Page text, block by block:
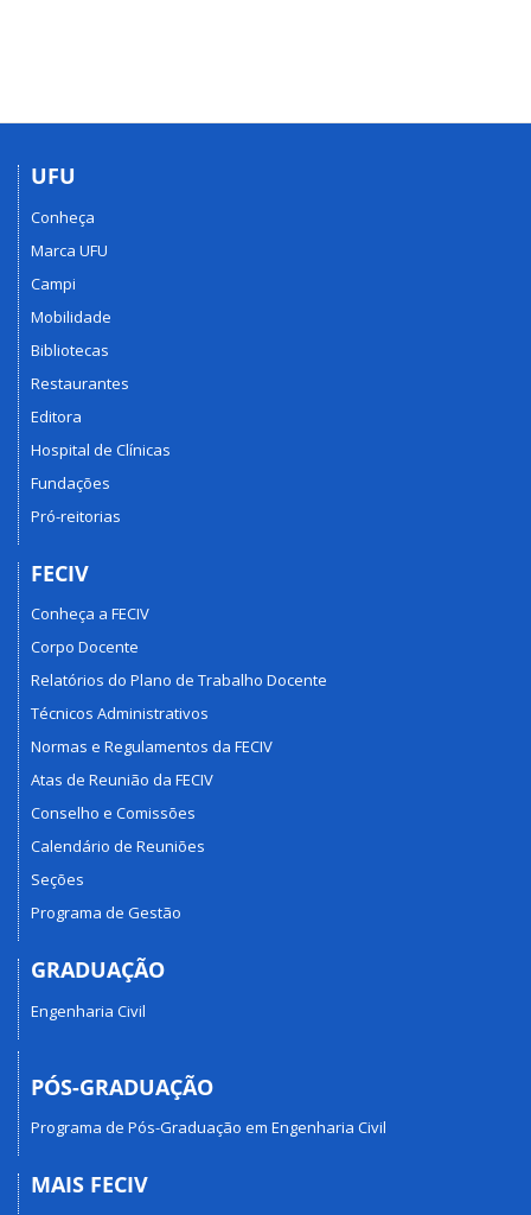
UFU
Conheça
Marca UFU
Campi
Mobilidade
Bibliotecas
Restaurantes
Editora
Hospital de Clínicas
Fundações
Pró-reitorias
FECIV
Conheça a FECIV
Corpo Docente
Relatórios do Plano de Trabalho Docente
Técnicos Administrativos
Normas e Regulamentos da FECIV
Atas de Reunião da FECIV
Conselho e Comissões
Calendário de Reuniões
Seções
Programa de Gestão
GRADUAÇÃO
Engenharia Civil
PÓS-GRADUAÇÃO
Programa de Pós-Graduação em Engenharia Civil
MAIS FECIV